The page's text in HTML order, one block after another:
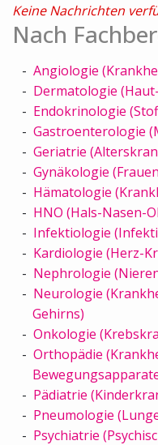
Keine Nachrichten
Nach
Angiologie
Dermatologie
Endokrinologie
Gastroenterologie
Geriatrie
Gynäkologie
Hämatologie
HNO (Hals-Nasen-
Infektiologie
Kardiologie (Herz-
Nephrologie
Neurologie
Gehirns)
Onkologie
Orthopädie
Pädiatrie
Pneumologie
Psychiatrie